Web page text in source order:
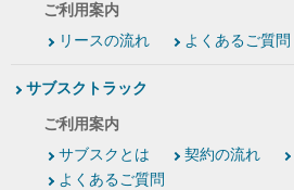
ご利用案内
リースの流れ
よくあるご質問
サブスクトラック
ご利用案内
サブスクとは
契約の流れ
よくあるご質問